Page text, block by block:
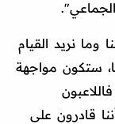
نريد القيام
ستكون مواجهة
قادرون على